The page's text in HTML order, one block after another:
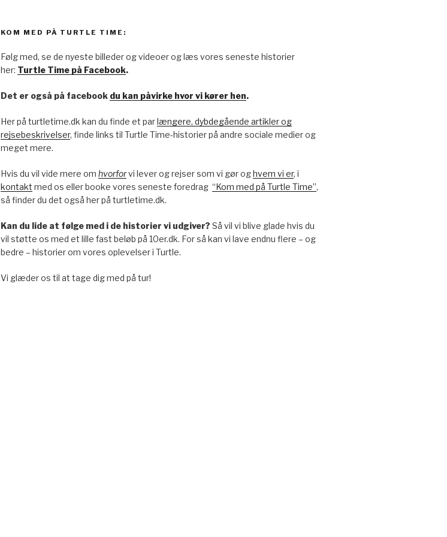
KOM MED PÅ TURTLE TIME:
Følg med, se de nyeste billeder og videoer og læs vores seneste historier
her: Turtle Time på Facebook.
Det er også på facebook du kan påvirke hvor vi kører hen.
Her på turtletime.dk kan du finde et parlængere, dybdegående artikler og
rejsebeskrivelser, finde links til Turtle Time-historier på andre sociale medier og
meget mere.
Hvis du vil vide mere om hvorforvi lever og rejser som vi gør oghvem vi er, i
kontakt med os eller booke vores seneste foredrag “Kom med på Turtle Time”,
så finder du det også her på turtletime.dk.
Kan du lide at følge med i de historier vi udgiver? Så vil vi blive glade hvis du
vil støtte os med et lille fast beløb på 10er.dk. For så kan vi lave endnu flere – og
bedre – historier om vores oplevelser i Turtle.
Vi glæder os til at tage dig med på tur!